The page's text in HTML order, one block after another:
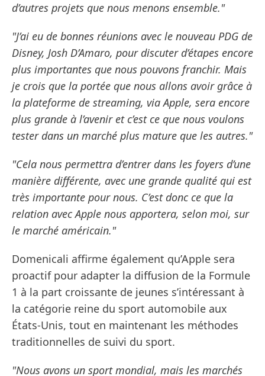
d’autres projets que nous menons ensemble."
"J’ai eu de bonnes réunions avec le nouveau PDG de
Disney, Josh D’Amaro, pour discuter d’étapes encore
plus importantes que nous pouvons franchir. Mais
je crois que la portée que nous allons avoir grâce à
la plateforme de streaming, via Apple, sera encore
plus grande à l’avenir et c’est ce que nous voulons
tester dans un marché plus mature que les autres."
"Cela nous permettra d’entrer dans les foyers d’une
manière différente, avec une grande qualité qui est
très importante pour nous. C’est donc ce que la
relation avec Apple nous apportera, selon moi, sur
le marché américain."
Domenicali affirme également qu’Apple sera
proactif pour adapter la diffusion de la Formule
1 à la part croissante de jeunes s’intéressant à
la catégorie reine du sport automobile aux
États-Unis, tout en maintenant les méthodes
traditionnelles de suivi du sport.
"Nous avons un sport mondial, mais les marchés